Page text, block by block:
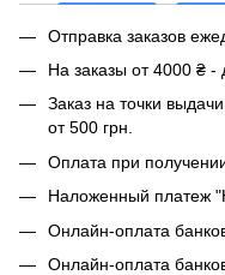
Отправка заказов
На заказы от 4000 ₴ -
Заказ на точки
от 500 грн.
Оплата при
Наложенный платеж
Онлайн-оплата
Онлайн-оплата